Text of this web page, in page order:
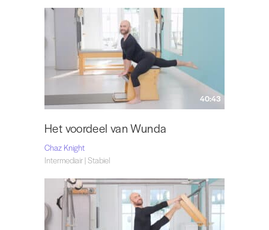
40:43
Het voordeel van Wunda
Chaz Knight
Intermediair | Stabiel